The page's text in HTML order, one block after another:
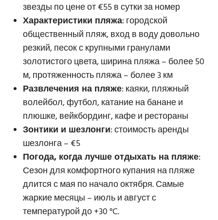
звезды по цене от €55 в сутки за номер
Характеристики пляжа: городской
общественный пляж, вход в воду довольно
резкий, песок с крупными гранулами
золотистого цвета, ширина пляжа – более 50
м, протяженность пляжа – более 3 км
Развлечения на пляже: каяки, пляжный
волейбол, футбол, катание на банане и
плюшке, вейкбординг, кафе и рестораны
Зонтики и шезлонги: стоимость аренды
шезлонга – €5
Погода, когда лучше отдыхать на пляже:
Сезон для комфортного купания на пляже
длится с мая по начало октября. Самые
жаркие месяцы – июль и август с
температурой до +30 °C.